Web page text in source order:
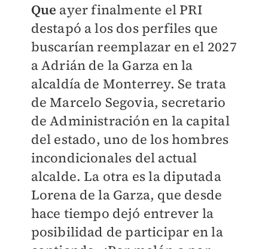
Que ayer finalmente el PRI
destapó a los dos perfiles que
buscarían reemplazar en el 2027
a Adrián de la Garza en la
alcaldía de Monterrey. Se trata
de Marcelo Segovia, secretario
de Administración en la capital
del estado, uno de los hombres
incondicionales del actual
alcalde. La otra es la diputada
Lorena de la Garza, que desde
hace tiempo dejó entrever la
posibilidad de participar en la